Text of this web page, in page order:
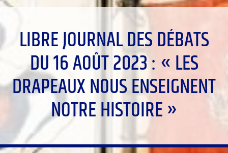
LIBRE JOURNAL DES DÉBATS
DU 16 AOÛT 2023 : « LES
DRAPEAUX NOUS ENSEIGNENT
NOTRE HISTOIRE »